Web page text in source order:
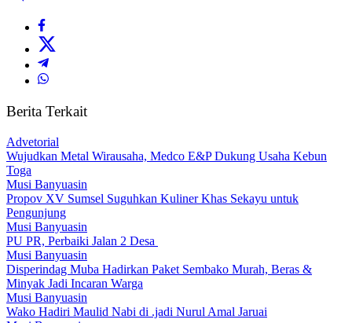
Berita Terkait
Advetorial
Wujudkan Metal Wirausaha, Medco E&P Dukung Usaha Kebun
Toga
Musi Banyuasin
Propov XV Sumsel Suguhkan Kuliner Khas Sekayu untuk
Pengunjung
Musi Banyuasin
PU PR, Perbaiki Jalan 2 Desa
Musi Banyuasin
Disperindag Muba Hadirkan Paket Sembako Murah, Beras &
Minyak Jadi Incaran Warga
Musi Banyuasin
Wako Hadiri Maulid Nabi di .jadi Nurul Amal Jaruai